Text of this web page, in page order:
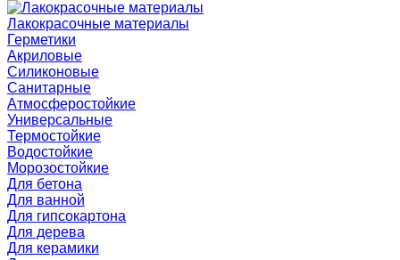
Лакокрасочные материалы
Герметики
Акриловые
Силиконовые
Санитарные
Атмосферостойкие
Универсальные
Термостойкие
Водостойкие
Морозостойкие
Для бетона
Для ванной
Для гипсокартона
Для дерева
Для керамики